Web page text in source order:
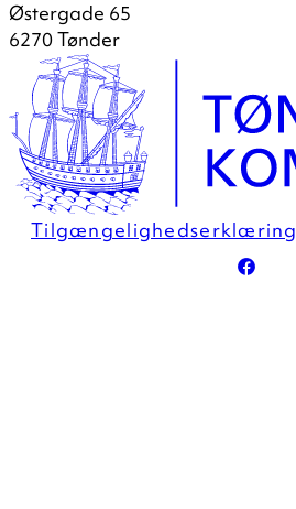
Østergade 65
6270 Tønder
Tilgængelighedserklæring